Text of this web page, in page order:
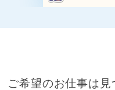
ご希望のお仕事は見